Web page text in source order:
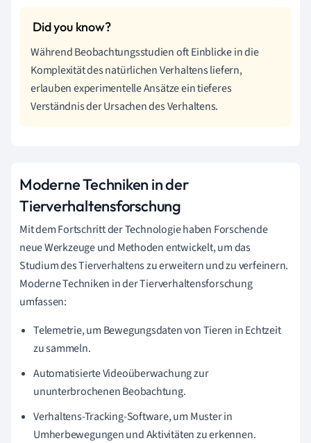
Während Beobachtungsstudien oft Einblicke in die
Komplexität des natürlichen Verhaltens liefern,
erlauben experimentelle Ansätze ein tieferes
Verständnis der Ursachen des Verhaltens.
Moderne Techniken in der
Tierverhaltensforschung
Mit dem Fortschritt der Technologie haben Forschende
neue Werkzeuge und Methoden entwickelt, um das
Studium des Tierverhaltens zu erweitern und zu verfeinern.
Moderne Techniken in der Tierverhaltensforschung
umfassen:
Telemetrie, um Bewegungsdaten von Tieren in Echtzeit
zu sammeln.
Automatisierte Videoüberwachung zur
ununterbrochenen Beobachtung.
Verhaltens-Tracking-Software, um Muster in
Umherbewegungen und Aktivitäten zu erkennen.